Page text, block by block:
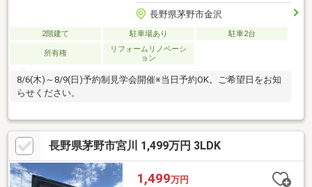
長野県茅野市金沢
2階建て 駐車場あり 駐車2台
所有権
リフォームリノベーシ
ョン
8/6(木)～8/9(日)予約制見学会開催※当日予約OK。ご希望日をお知
らせください。
長野県茅野市宮川 1,499万円 3LDK
1,499万円